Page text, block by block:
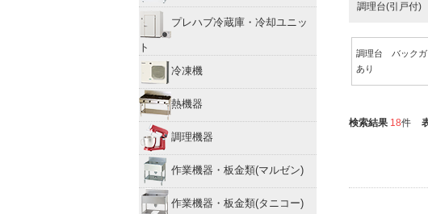
プレハブ冷蔵庫・冷却ユニッ
ト
冷凍機
熱機器
調理機器
作業機器・板金類(マルゼン)
作業機器・板金類(タニコー)
調理台(引戸付)
調理台 バックガ
あり
検索結果 18件